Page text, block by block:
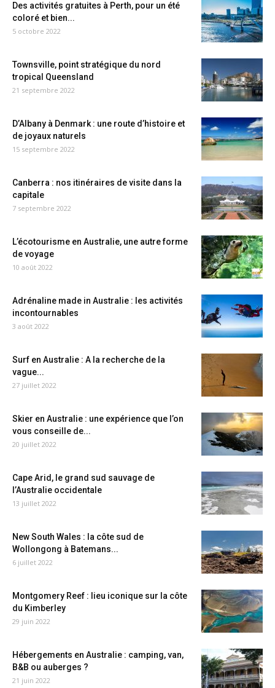
Des activités gratuites à Perth, pour un été
coloré et bien...
5 octobre 2022
Townsville, point stratégique du nord
tropical Queensland
21 septembre 2022
D’Albany à Denmark : une route d’histoire et
de joyaux naturels
15 septembre 2022
Canberra : nos itinéraires de visite dans la
capitale
7 septembre 2022
L’écotourisme en Australie, une autre forme
de voyage
10 août 2022
Adrénaline made in Australie : les activités
incontournables
3 août 2022
Surf en Australie : A la recherche de la
vague...
27 juillet 2022
Skier en Australie : une expérience que l’on
vous conseille de...
20 juillet 2022
Cape Arid, le grand sud sauvage de
l’Australie occidentale
13 juillet 2022
New South Wales : la côte sud de
Wollongong à Batemans...
6 juillet 2022
Montgomery Reef : lieu iconique sur la côte
du Kimberley
29 juin 2022
Hébergements en Australie : camping, van,
B&B ou auberges ?
21 juin 2022